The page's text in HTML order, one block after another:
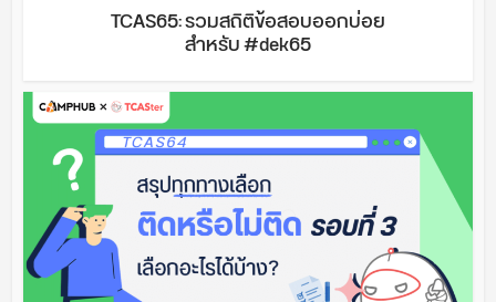
TCAS65: รวมสถิติข้อสอบออกบ่อย
สำหรับ #dek65